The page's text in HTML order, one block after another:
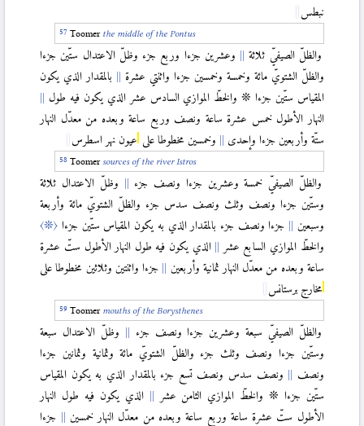
نبطس
Toomer the middle of the Pontus
والظلّ الصيفيّ ثلاثة
وعشرين جزءا وربع جزء وظلّ الاعتدال ستّين جزءا
والظلّ الشتويّ مائة وخمسة وخمسين جزءا واثنتي عشرة
بالمقدار الذي يكون
المقياس ستّين جزءا ❊ والخطّ الموازي السادس عشر الذي يكون فيه طول
النهار الأطول خمس عشرة ساعة ونصف وربع ساعة وبعده من معدّل النهار
ستّة وأربعين جزءا وإحدى
وخمسين مخطوطا على عيون نهر اسطرس
Toomersources of the riverIstros
والظلّ الصيفيّ خمسة وعشرين جزءا ونصف جزء
وظلّ الاعتدال ثلاثة
وستّين جزءا ونصف وثلث ونصف سدس جزء والظلّ الشتويّ مائة وأربعة
وسبعين
جزءا ونصف جزء بالمقدار الذي به يكون المقياس ستّين جزءا 〈❊〉
والخطّ الموازي السابع عشر
الذي يكون فيه طول النهار الأطول ستّ عشرة
ساعة وبعده من معدّل النهار ثمانية وأربعين
جزءا واثنتين وثلاثين مخطوطا على
مخارج برستانس
Toomer mouths of the Borysthenes
والظلّ الصيفيّ سبعة وعشرين جزءا ونصف جزء
وظلّ الاعتدال سبعة
وستّين جزءا ونصف وثلث جزء والظلّ الشتويّ مائة وثمانية وثمانين جزءا
ونصف
ونصف سدس ونصف تسع جزء بالمقدار الذي به يكون المقياس
ستّين جزءا ❊ والخطّ الموازي الثامن عشر
الذي يكون فيه طول النهار
الأطول ستّ عشرة ساعة وربع ساعة وبعده من معدّل النهار خمسين
جزءا